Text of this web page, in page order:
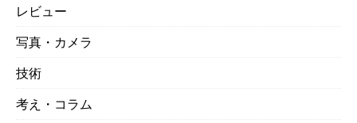
レビュー
写真・カメラ
技術
考え・コラム